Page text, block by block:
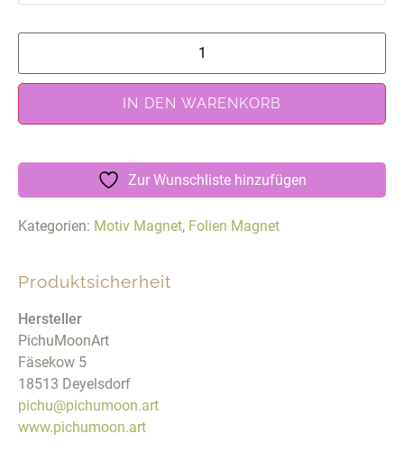
IN DEN WARENKORB
Zur Wunschliste hinzufügen
Kategorien: Motiv Magnet, Folien Magnet
Produktsicherheit
Hersteller
PichuMoonArt
Fäsekow 5
18513 Deyelsdorf
pichu@pichumoon.art
www.pichumoon.art